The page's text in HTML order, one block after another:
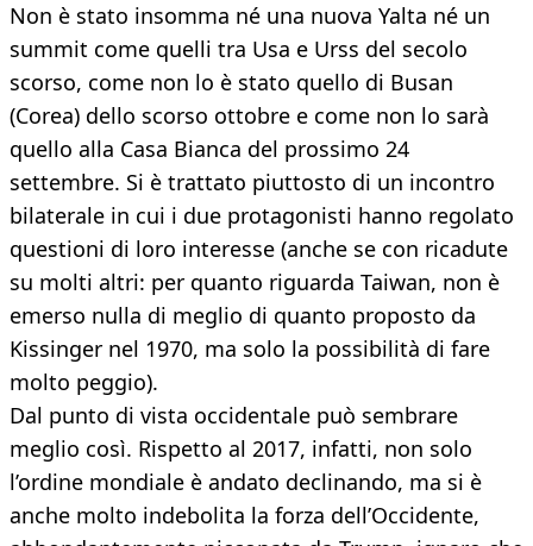
Non è stato insomma né una nuova Yalta né un
summit come quelli tra Usa e Urss del secolo
scorso, come non lo è stato quello di Busan
(Corea) dello scorso ottobre e come non lo sarà
quello alla Casa Bianca del prossimo 24
settembre. Si è trattato piuttosto di un incontro
bilaterale in cui i due protagonisti hanno regolato
questioni di loro interesse (anche se con ricadute
su molti altri: per quanto riguarda Taiwan, non è
emerso nulla di meglio di quanto proposto da
Kissinger nel 1970, ma solo la possibilità di fare
molto peggio).
Dal punto di vista occidentale può sembrare
meglio così. Rispetto al 2017, infatti, non solo
l’ordine mondiale è andato declinando, ma si è
anche molto indebolita la forza dell’Occidente,